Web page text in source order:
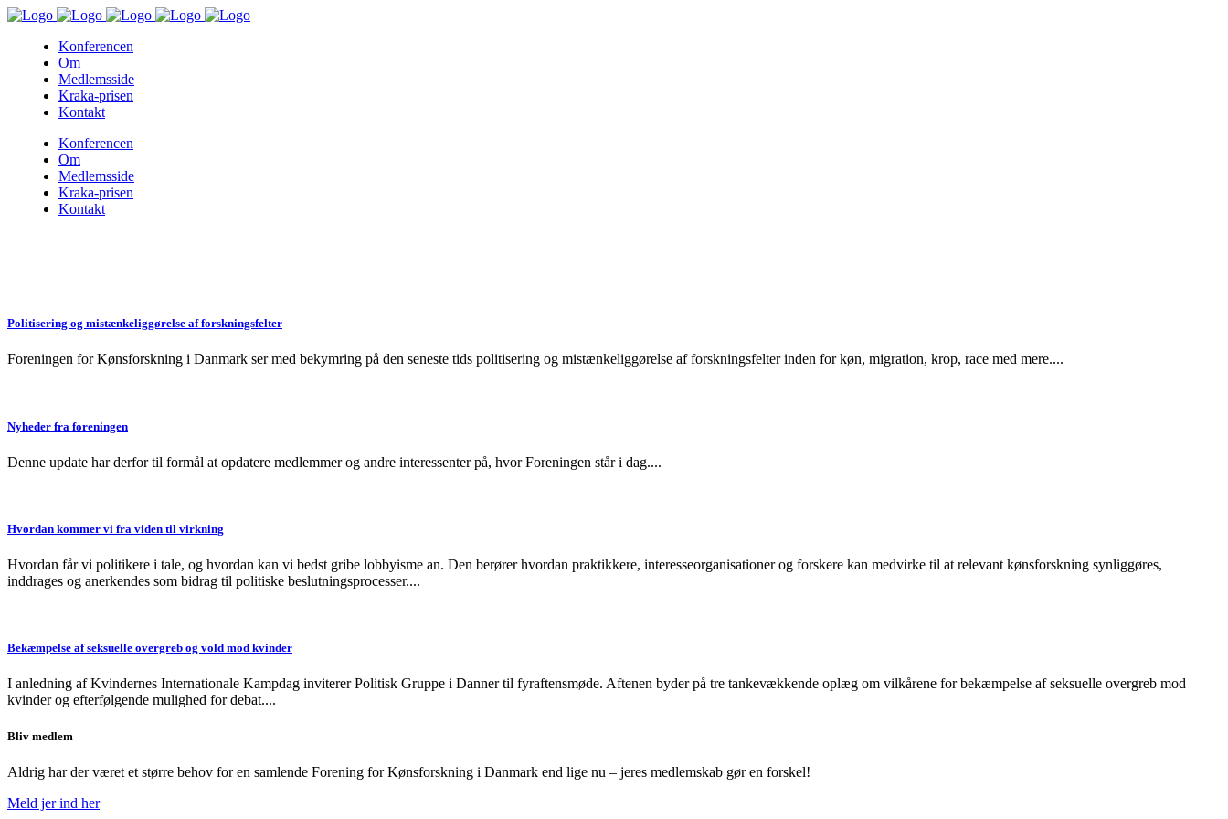
Konferencen
Om
Medlemsside
Kraka-prisen
Kontakt
Konferencen
Om
Medlemsside
Kraka-prisen
Kontakt
Politisering og mistænkeliggørelse af forskningsfelter
Foreningen for Kønsforskning i Danmark ser med bekymring på den seneste tids politisering og mistænkeliggørelse af forskningsfelter inden for køn, migration, krop, race med mere....
Nyheder fra foreningen
Denne update har derfor til formål at opdatere medlemmer og andre interessenter på, hvor Foreningen står i dag....
Hvordan kommer vi fra viden til virkning
Hvordan får vi politikere i tale, og hvordan kan vi bedst gribe lobbyisme an. Den berører hvordan praktikkere, interesseorganisationer og forskere kan medvirke til at relevant kønsforskning synliggøres,
inddrages og anerkendes som bidrag til politiske beslutningsprocesser....
Bekæmpelse af seksuelle overgreb og vold mod kvinder
I anledning af Kvindernes Internationale Kampdag inviterer Politisk Gruppe i Danner til fyraftensmøde. Aftenen byder på tre tankevækkende oplæg om vilkårene for bekæmpelse af seksuelle overgreb mod
kvinder og efterfølgende mulighed for debat....
Bliv medlem
Aldrig har der været et større behov for en samlende Forening for Kønsforskning i Danmark end lige nu – jeres medlemskab gør en forskel!
Meld jer ind her